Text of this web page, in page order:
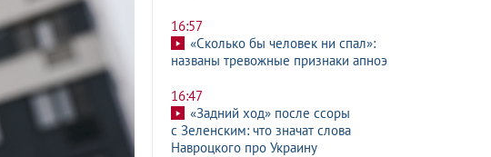
16:57
«Сколько бы человек ни спал»:
названы тревожные признаки апноэ
16:47
«Задний ход» после ссоры
с Зеленским: что значат слова
Навроцкого про Украину